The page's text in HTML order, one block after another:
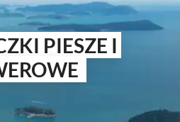
PIESZE I